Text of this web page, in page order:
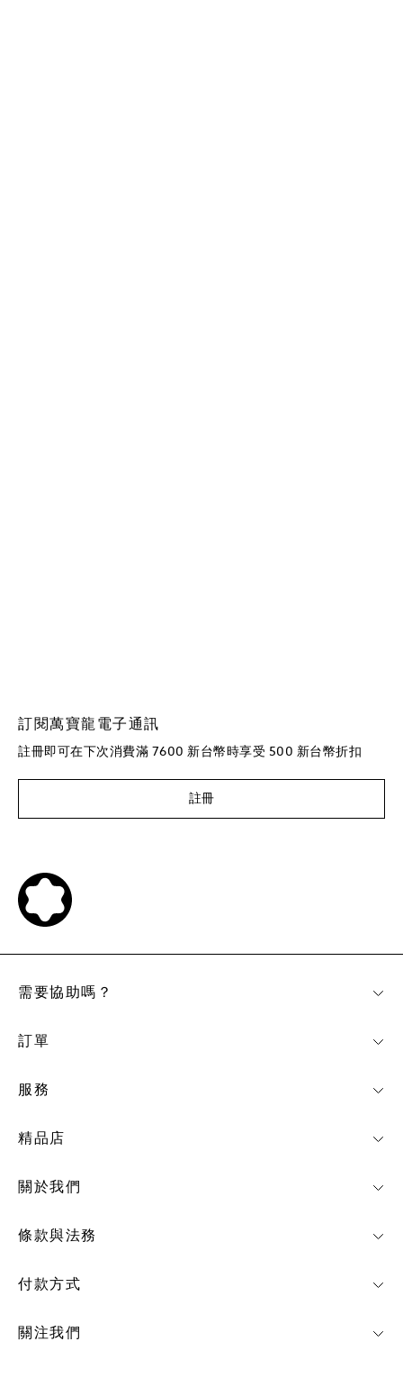
訂閱萬寶龍電子通訊
註冊即可在下次消費滿 7600 新台幣時享受 500 新台幣折扣
註冊
付款方式
關注我們
需要協助嗎？
訂單
服務
精品店
關於我們
條款與法務